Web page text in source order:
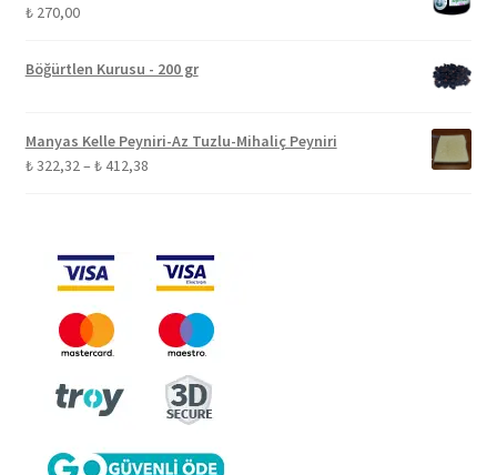
₺270,00
Böğürtlen Kurusu - 200 gr
Manyas Kelle Peyniri-Az Tuzlu-Mihaliç Peyniri
₺322,32– ₺412,38Fiyat
₺ 412,38